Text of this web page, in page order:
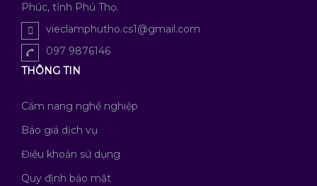
Phúc, tỉnh Phú Thọ.
vieclamphutho.cs1@gmail.com
097 9876146
THÔNG TIN
Cẩm nang nghề nghiệp
Báo giá dịch vụ
Điều khoản sử dụng
Quy định bảo mật